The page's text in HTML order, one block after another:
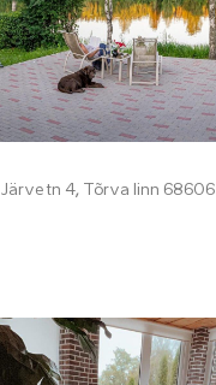
Järve tn 4, Tõrva linn 68606